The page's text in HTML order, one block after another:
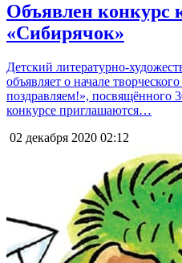
Объявлен конкурс
«Сибирячок»
Детский литературно-
объявляет о начале
поздравляем!», посвящённого
конкурсе приглашаются…
02 декабря 2020 02:12